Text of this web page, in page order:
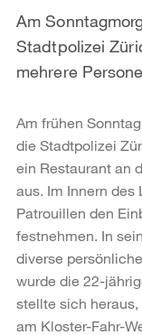
Am
Stadtpolizei
mehrere
Am frühen
die Stadtpolizei
ein Restaurant an
aus. Im Innern des
Patrouillen den
festnehmen. In
diverse
wurde die 22-
stellte sich
am Kloster-Fahr-